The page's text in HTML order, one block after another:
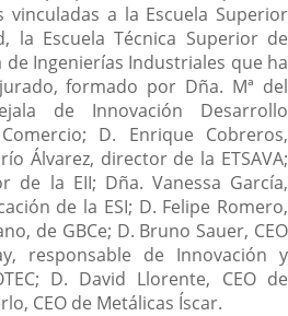
vinculadas a la Escuela Superior
la Escuela Técnica Superior de
Ingenierías Industriales que ha
formado por Dña. Mª del
de Innovación Desarrollo
D. Enrique Cobreros,
Álvarez, director de la ETSAVA;
de la EII; Dña. Vanessa García,
de la ESI; D. Felipe Romero,
de GBCe; D. Bruno Sauer, CEO
responsable de Innovación y
D. David Llorente, CEO de
CEO de Metálicas Íscar.